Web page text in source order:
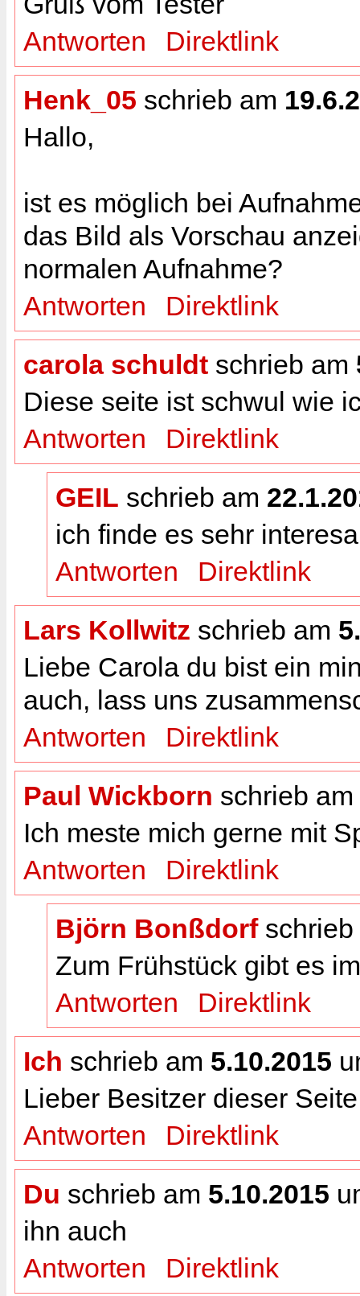
Antworten
Direktlink
Henk_05 schrieb am
Hallo,
ist es möglich bei
das Bild als Vorschau
normalen Aufnahme?
Antworten
Direktlink
carola schuldt schrieb am
Diese seite ist schwul wie
Antworten
Direktlink
GEIL schrieb am
ich finde es sehr
Antworten
Direktlink
Lars Kollwitz schrieb am
Liebe Carola du bist ein
auch, lass uns
Antworten
Direktlink
Paul Wickborn schrieb am
Ich meste mich gerne mit
Antworten
Direktlink
Björn Bonßdorf
Zum Frühstück gibt es
Antworten
Direktlink
Ich schrieb am 5.10.2015
Lieber Besitzer dieser
Antworten
Direktlink
Du schrieb am 5.10.2015
ihn auch
Antworten
Direktlink